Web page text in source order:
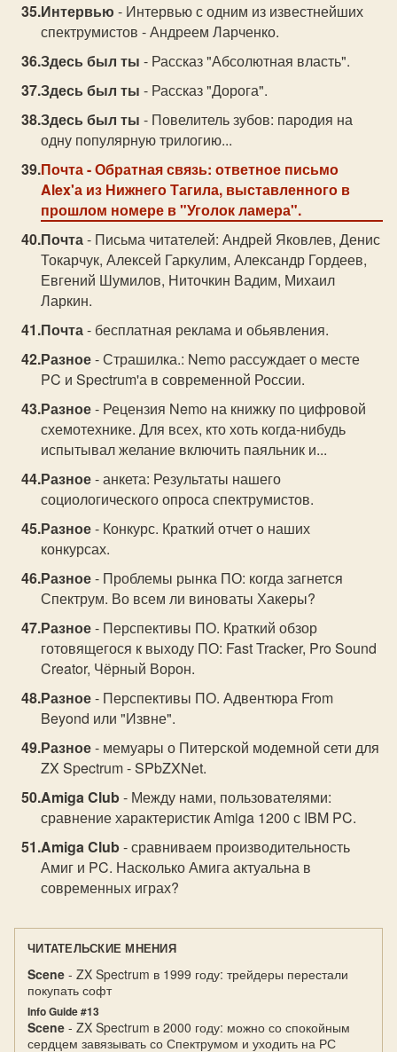
Интервью - Интервью с одним из известнейших
спектрумистов - Андреем Ларченко.
Здесь был ты - Рассказ "Абсолютная власть".
Здесь был ты - Рассказ "Дорога".
Здесь был ты - Повелитель зубов: пародия на
одну популярную трилогию...
Почта- Обратная связь: ответное письмо
Alex'а из Нижнего Тагила, выставленного в
прошлом номере в "Уголок ламера".
Почта- Письма читателей: Андрей Яковлев, Денис
Токарчук, Алексей Гаркулим, Александр Гордеев,
Евгений Шумилов, Ниточкин Вадим, Михаил
Ларкин.
Почта- бесплатная реклама и обьявления.
Разное- Страшилка.: Nemo рассуждает о месте
PC и Spectrum'а в современной России.
Разное- Рецензия Nemo на книжку по цифровой
схемотехнике. Для всех, кто хоть когда-нибудь
испытывал желание включить паяльник и...
Разное- анкета: Результаты нашего
социологического опроса спектрумистов.
Разное- Конкурс. Краткий отчет о наших
конкурсах.
Разное- Проблемы рынка ПО: когда загнется
Спектрум. Во всем ли виноваты Хакеры?
Разное- Перспективы ПО. Краткий обзор
готовящегося к выходу ПО: Fast Tracker, Pro Sound
Creator, Чёрный Ворон.
Разное- Перспективы ПО. Адвентюра From
Beyond или "Извне".
Разное- мемуары о Питерской модемной сети для
ZX Spectrum - SPbZXNet.
Amiga Club- Между нами, пользователями:
сравнение характеристик Amiga 1200 с IBM PC.
Amiga Club- сравниваем производительность
Амиг и PC. Насколько Амига актуальна в
современных играх?
ЧИТАТЕЛЬСКИЕ МНЕНИЯ
Scene - ZX Spectrum в 1999 году: трейдеры перестали
покупать софт
Info Guide #13
Scene - ZX Spectrum в 2000 году: можно со спокойным
сердцем завязывать со Спектрумом и уходить на РС